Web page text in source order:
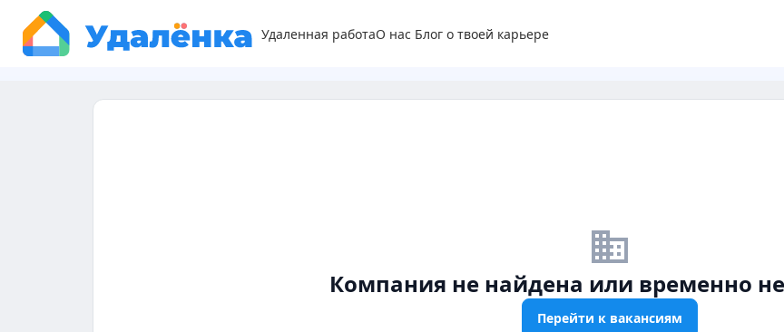
Удаленная работаО нас Блог о твоей карьере
business_off
Компания не найдена или временно
Перейти к вакансиям